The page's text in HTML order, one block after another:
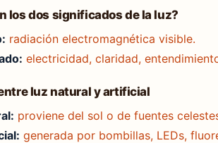
los dos significados de la luz?
radiación electromagnética visible.
electricidad, claridad,
luz natural y artificial
proviene del sol o de fuentes
generada por bombillas, LEDs,